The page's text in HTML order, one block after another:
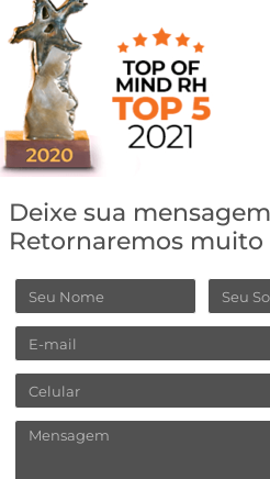
Deixe sua
Retornaremos muito
Nome
Email
Celular
Mensagem